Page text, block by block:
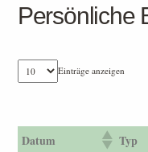
Persönliche
Einträge anzeigen
Datum Typ